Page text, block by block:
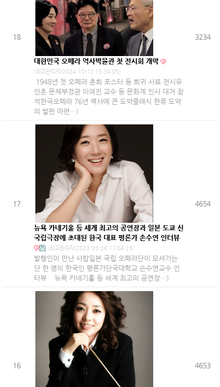
18
대한민국 오페라 역사박물관 첫 전시회 개막
(최고관리자/2024-10-12 15:34:05)
1948년 첫 오페라 춘희 포스터 등 희귀 사료 전시유
인촌 문체부장관 이여진 교수 등 문화계 인사 대거 참
석한국오페라 76년 역사에 큰 도약클래식 한류 도약
의 발판 마련…)
3234
17
뉴욕 카네기홀 등 세계 최고의 공연장과 일본 도쿄 신
국립극장에 초대된 한국 대표 평론가 손수연 인터뷰
(최고관리자/2023-05-26 17:04:29)
발행인이 만난 사람일본 국립 오페라단이 모셔가는
단 한 명의 한국인 평론가단국대학교 손수연교수 인
터뷰 뉴욕 카네기홀 등 세계 최고의 공연장…)
4654
16 4653